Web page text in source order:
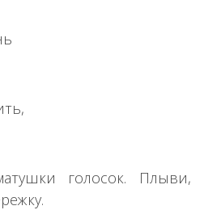
голосок. Плыви,